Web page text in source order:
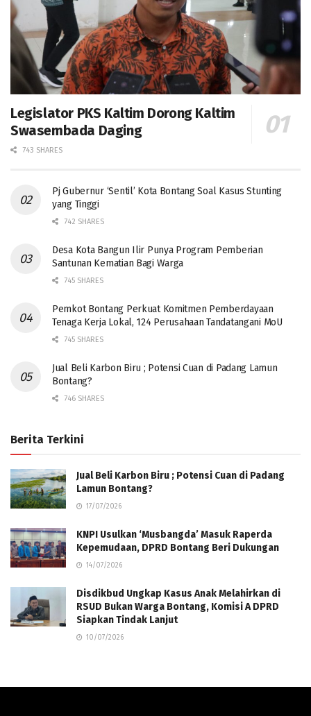
Legislator PKS Kaltim Dorong Kaltim
Swasembada Daging
743 SHARES
Pj Gubernur ‘Sentil’ Kota Bontang Soal Kasus Stunting
yang Tinggi
742 SHARES
Desa Kota Bangun Ilir Punya Program Pemberian
Santunan Kematian Bagi Warga
745 SHARES
Pemkot Bontang Perkuat Komitmen Pemberdayaan
Tenaga Kerja Lokal, 124 Perusahaan Tandatangani MoU
745 SHARES
Jual Beli Karbon Biru ; Potensi Cuan di Padang Lamun
Bontang?
746 SHARES
Berita Terkini
Jual Beli Karbon Biru ; Potensi Cuan di Padang
Lamun Bontang?
17/07/2026
KNPI Usulkan ‘Musbangda’ Masuk Raperda
Kepemudaan, DPRD Bontang Beri Dukungan
14/07/2026
Disdikbud Ungkap Kasus Anak Melahirkan di
RSUD Bukan Warga Bontang, Komisi A DPRD
Siapkan Tindak Lanjut
10/07/2026